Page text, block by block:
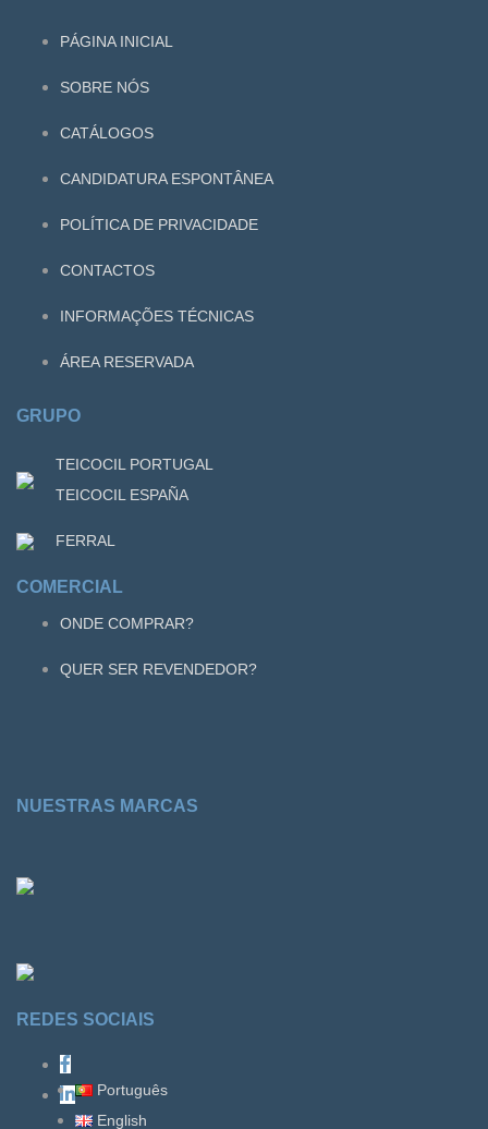
PÁGINA INICIAL
SOBRE NÓS
CATÁLOGOS
CANDIDATURA ESPONTÂNEA
POLÍTICA DE PRIVACIDADE
CONTACTOS
INFORMAÇÕES TÉCNICAS
ÁREA RESERVADA
GRUPO
TEICOCIL PORTUGAL
TEICOCIL ESPAÑA
FERRAL
COMERCIAL
ONDE COMPRAR?
QUER SER REVENDEDOR?
NUESTRAS MARCAS
REDES SOCIAIS
Português
English